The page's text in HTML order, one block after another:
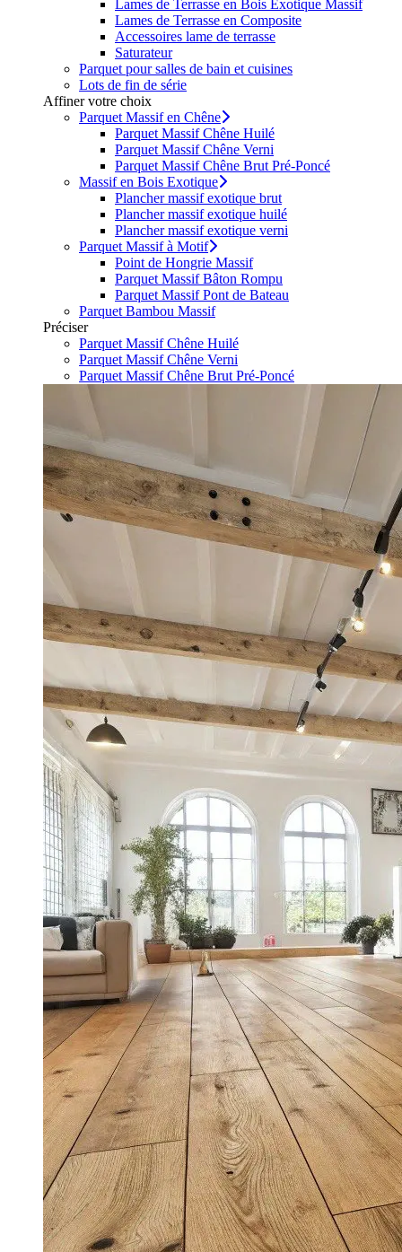
Lames de Terrasse en Bois Exotique Massif
Lames de Terrasse en Composite
Accessoires lame de terrasse
Saturateur
Parquet pour salles de bain et cuisines
Lots de fin de série
Affiner votre choix
Parquet Massif en Chêne
Parquet Massif Chêne Huilé
Parquet Massif Chêne Verni
Parquet Massif Chêne Brut Pré-Poncé
Massif en Bois Exotique
Plancher massif exotique brut
Plancher massif exotique huilé
Plancher massif exotique verni
Parquet Massif à Motif
Point de Hongrie Massif
Parquet Massif Bâton Rompu
Parquet Massif Pont de Bateau
Parquet Bambou Massif
Préciser
Parquet Massif Chêne Huilé
Parquet Massif Chêne Verni
Parquet Massif Chêne Brut Pré-Poncé